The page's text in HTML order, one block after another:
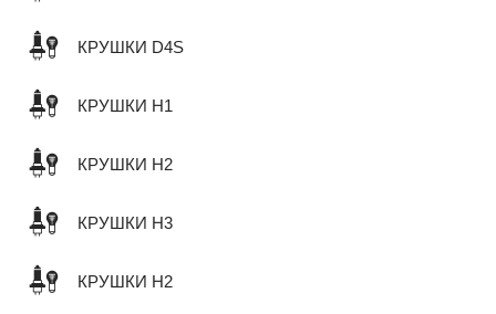
КРУШКИ D4S
КРУШКИ H1
КРУШКИ H2
КРУШКИ H3
КРУШКИ H2